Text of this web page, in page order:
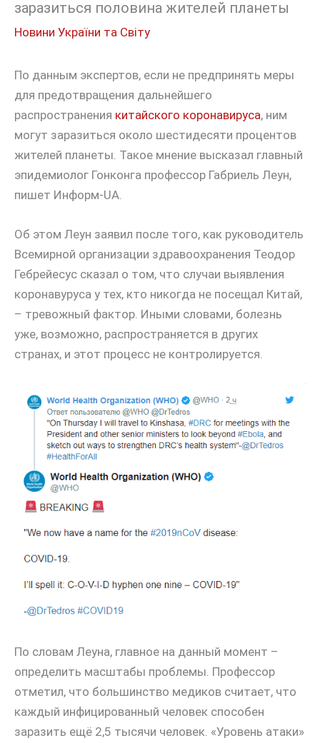
заразиться половина жителей планеты
Новини України та Світу
По данным экспертов, если не предпринять меры
для предотвращения дальнейшего
распространения китайского коронавируса, ним
могут заразиться около шестидесяти процентов
жителей планеты. Такое мнение высказал главный
эпидемиолог Гонконга профессор Габриель Леун,
пишет Информ-UA.
Об этом Леун заявил после того, как руководитель
Всемирной организации здравоохранения Теодор
Гебрейесус сказал о том, что случаи выявления
коронавуруса у тех, кто никогда не посещал Китай,
– тревожный фактор. Иными словами, болезнь
уже, возможно, распространяется в других
странах, и этот процесс не контролируется.
По словам Леуна, главное на данный момент –
определить масштабы проблемы. Профессор
отметил, что большинство медиков считает, что
каждый инфицированный человек способен
заразить ещё 2,5 тысячи человек. «Уровень атаки»